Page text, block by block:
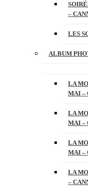
–
LES
ALBUM
LA
MAI –
LA
MAI –
LA
MAI –
LA
–